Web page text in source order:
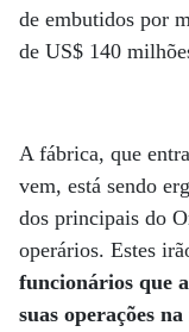
de embutidos por
de US$ 140
A fábrica, que
vem, está sendo
dos principais do
operários. Estes
funcionários que
suas operações